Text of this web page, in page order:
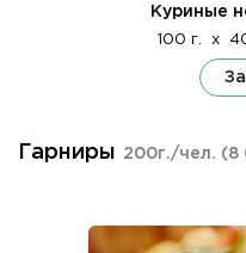
Куриные
100 г. x
Гарниры 200г./чел. (8